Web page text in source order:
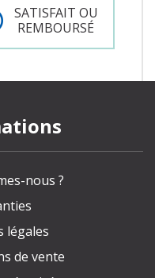
SATISFAIT OU
REMBOURSÉ
nous ?
légales
de vente